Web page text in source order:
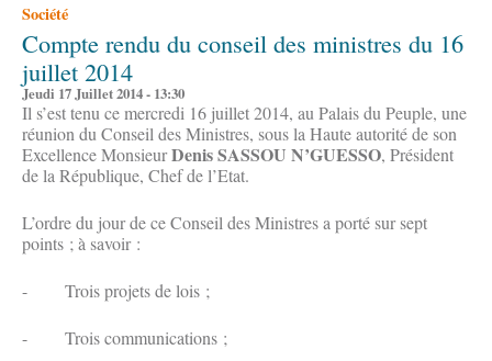
Société
Compte rendu du conseil des ministres du 16
juillet 2014
Jeudi 17 Juillet 2014 - 13:30
Il s’est tenu ce mercredi 16 juillet 2014, au Palais du Peuple, une
réunion du Conseil des Ministres, sous la Haute autorité de son
Excellence MonsieurDenis SASSOU N’GUESSO, Président
de la République, Chef de l’Etat.
L’ordre du jour de ce Conseil des Ministres a porté sur sept
points ; à savoir :
- Trois projets de lois ;
- Trois communications ;